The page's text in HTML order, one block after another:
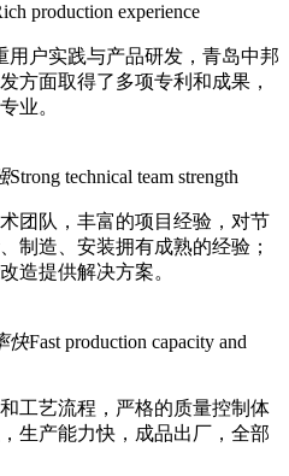
production experience
用户实践与产品研发，青岛中邦
方面取得了多项专利和成果，
业。
Strong technical team strength
团队，丰富的项目经验，对节
制造、安装拥有成熟的经验；
造提供解决方案。
快Fast production capacity and
工艺流程，严格的质量控制体
生产能力快，成品出厂，全部